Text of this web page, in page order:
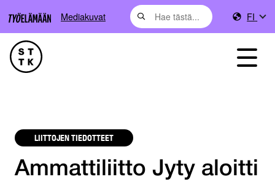
Mediakuvat FI
LIITTOJEN TIEDOTTEET
Ammattiliitto Jyty aloitti